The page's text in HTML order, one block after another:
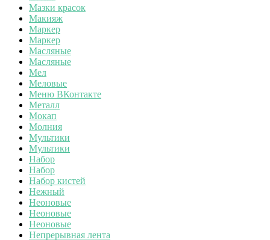
Мазки красок
Макияж
Маркер
Маркер
Масляные
Масляные
Мел
Меловые
Меню ВКонтакте
Металл
Мокап
Молния
Мультики
Мультики
Набор
Набор
Набор кистей
Нежный
Неоновые
Неоновые
Неоновые
Непрерывная лента